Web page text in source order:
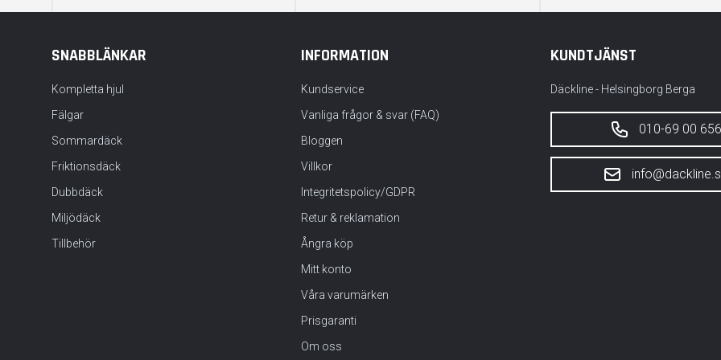
SNABBLÄNKAR
Kompletta hjul
Fälgar
Sommardäck
Friktionsdäck
Dubbdäck
Miljödäck
Tillbehör
INFORMATION
Kundservice
Vanliga frågor & svar (FAQ)
Bloggen
Villkor
Integritetspolicy/GDPR
Retur & reklamation
Ångra köp
Mitt konto
Våra varumärken
Prisgaranti
Om oss
KUNDTJÄNST
Däckline - Helsingborg Berga
010-69 00 656